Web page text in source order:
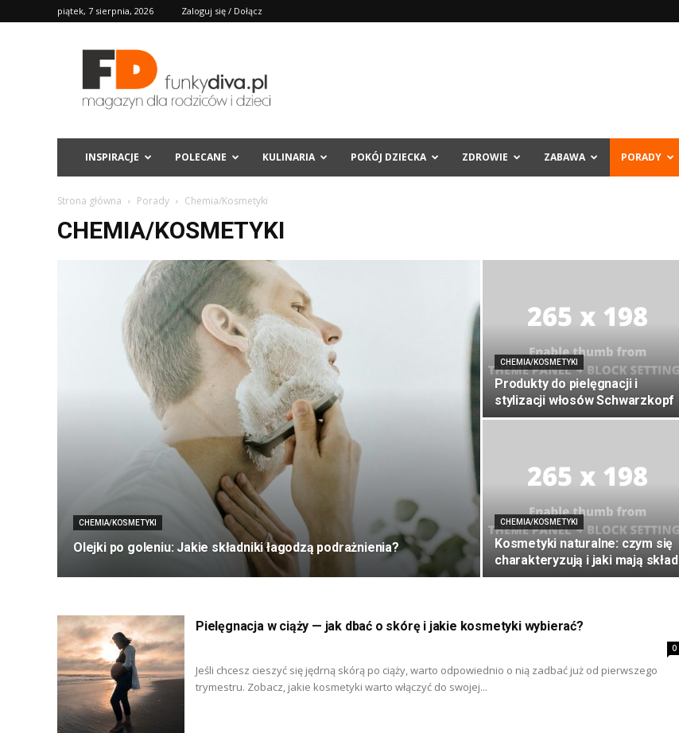
piątek, 7 sierpnia, 2026 Zaloguj się / Dołącz
FD
INSPIRACJE POLECANE KULINARIA POKÓJ DZIECKA ZDROWIE ZABAWA PORADY
Strona główna Porady Chemia/Kosmetyki
CHEMIA/KOSMETYKI
CHEMIA/KOSMETYKI
Olejki po goleniu: Jakie składniki łagodzą podrażnienia?
CHEMIA/KOSMETYKI
Produkty do pielęgnacji i
stylizacji włosów Schwarzkopf
CHEMIA/KOSMETYKI
Kosmetyki naturalne: czym się
charakteryzują i jaki mają skład
Pielęgnacja w ciąży — jak dbać o skórę i jakie kosmetyki wybierać?
0
Jeśli chcesz cieszyć się jędrną skórą po ciąży, warto odpowiednio o nią zadbać już od pierwszego
trymestru. Zobacz, jakie kosmetyki warto włączyć do swojej...